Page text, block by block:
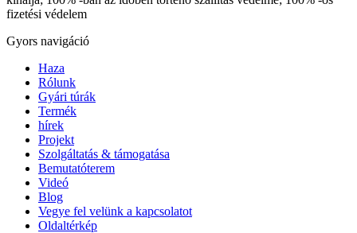
fizetési védelem
Gyors navigáció
Haza
Rólunk
Gyári túrák
Termék
hírek
Projekt
Szolgáltatás & támogatása
Bemutatóterem
Videó
Blog
Vegye fel velünk a kapcsolatot
Oldaltérkép